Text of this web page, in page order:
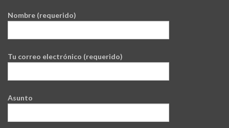
Nombre (requerido)
Tu correo electrónico (requerido)
Asunto